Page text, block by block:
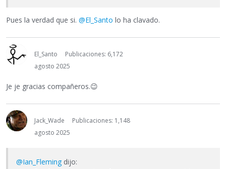
Pues la verdad que si. @El_Santo lo ha clavado.
El_Santo
Publicaciones: 6,172
agosto 2025
Je je gracias compañeros.😉
Jack_Wade
Publicaciones: 1,148
agosto 2025
@Ian_Fleming dijo: